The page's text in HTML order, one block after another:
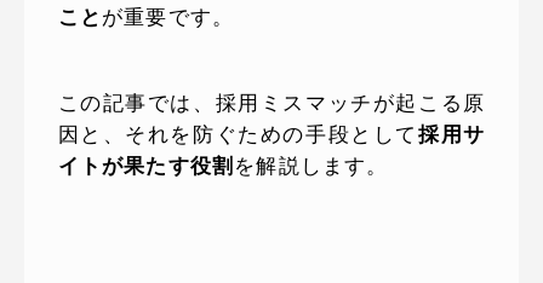
こと が重要です。
この記事では、採用ミスマッチが起こる原
因と、それを防ぐための手段として採用サ
イトが果たす役割 を解説します。